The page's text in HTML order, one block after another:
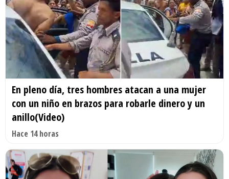
En pleno día, tres hombres atacan a una mujer
con un niño en brazos para robarle dinero y un
anillo(Video)
Hace 14 horas